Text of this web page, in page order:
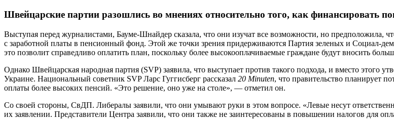
Швейцарские партии разошлись во мнениях относительно того, как финансировать
Выступая перед журналистами, Бауме-Шнайдер сказала, что они изучат все возможности, но
с заработной платы в пенсионный фонд. Этой же точки зрения придерживаются Партия зеленых и Социал-
это позволит справедливо оплатить план, поскольку более высокооплачиваемые граждане будут вносить
Однако Швейцарская народная партия (SVP) заявила, что выступает против такого подхода, и вместо этого
Украине. Национальный советник SVP Ларс Гуггисберг рассказал 20 Minuten, что правительство планирует
оплаты более высоких пенсий. «Это решение, оно уже на столе», — отметил он.
Со своей стороны, СвДП. Либералы заявили, что они умывают руки в этом вопросе. «Левые несут
их заявлении. Представители Центра заявили, что они также не заинтересованы в повышении налогов для